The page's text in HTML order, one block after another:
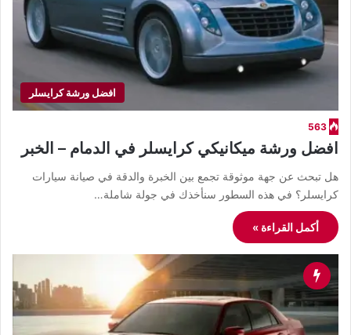
افضل ورشة كرايسلر
563
افضل ورشة ميكانيكي كرايسلر في الدمام – الخبر
هل تبحث عن جهة موثوقة تجمع بين الخبرة والدقة في صيانة سيارات
كرايسلر؟ في هذه السطور سنأخذك في جولة شاملة…
أكمل القراءة »